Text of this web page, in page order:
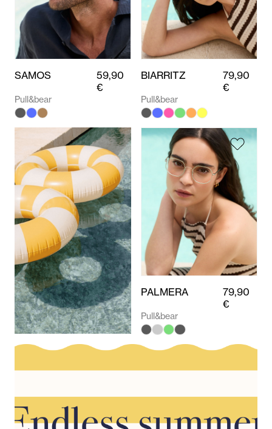
SAMOS
59,90
€
Pull&bear
BIARRITZ
79,90
€
Pull&bear
PALMERA
79,90
€
Pull&bear